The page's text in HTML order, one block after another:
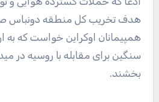
هدف تخریب کل منطقه دونباس
همپیمانان اوکراین خواست که به
سنگین برای مقابله با روسیه در
بخشند.